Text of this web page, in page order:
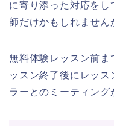
に寄り添った対応を
師だけかもしれません
無料体験レッスン前ま
ッスン終了後にレッ
ラーとのミーティング